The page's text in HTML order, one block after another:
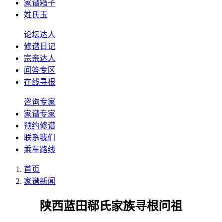
家谱箱子
姓氏玉
论坛达人
修谱日记
宗亲达人
问答专区
在线寻根
咨询专家
家谱专家
预约修谱
联系我们
乘车路线
首页
家谱新闻
陕西蓝田郗氏家族寻根问祖